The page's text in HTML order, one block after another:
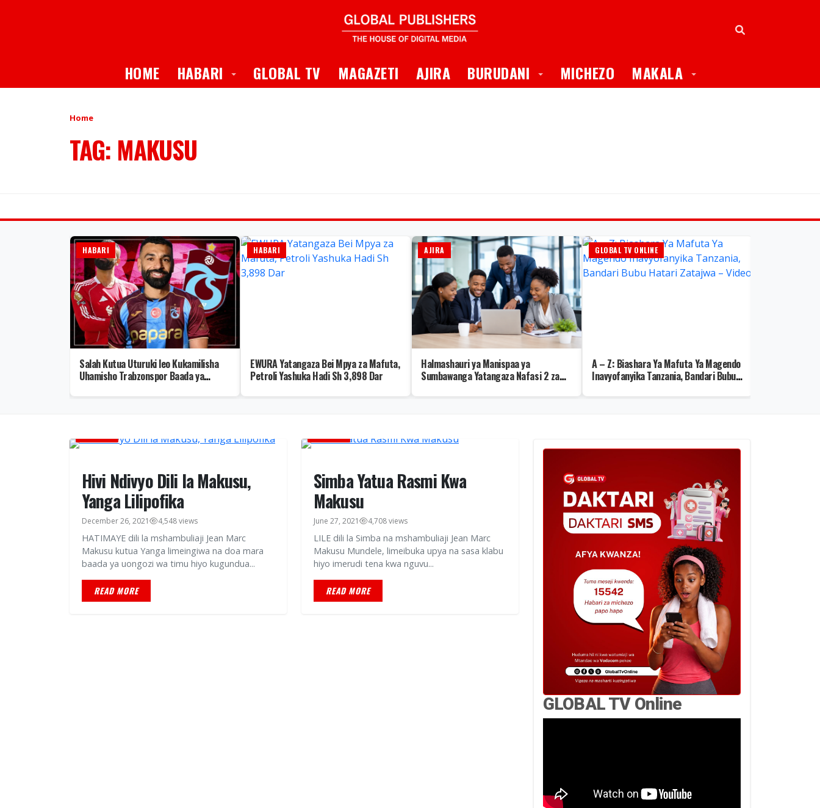
HOME HABARI Toggle Dropdown
GLOBAL TV MAGAZETI AJIRA BURUDANI Toggle Dropdown
MICHEZO MAKALA Toggle Dropdown
Home
TAG: MAKUSU
HABARI
Salah Kutua Uturuki leo Kukamilisha
Uhamisho Trabzonspor Baada ya
HABARI
EWURA Yatangaza Bei Mpya za Mafuta,
Petroli Yashuka Hadi Sh 3,898 Dar
AJIRA
Halmashauri ya Manispaa ya
Sumbawanga Yatangaza Nafasi 2 za
GLOBAL TV ONLINE
A – Z: Biashara Ya Mafuta Ya Magendo
Inavyofanyika Tanzania, Bandari Bubu
Hivi Ndivyo Dili la Makusu,
Yanga Lilipofika
December 26, 2021 4,548 views
HATIMAYE dili la mshambuliaji Jean Marc
Makusu kutua Yanga limeingiwa na doa mara
baada ya uongozi wa timu hiyo kugundua...
READ MORE
Simba Yatua Rasmi Kwa
Makusu
June 27, 2021 4,708 views
LILE dili la Simba na mshambuliaji Jean Marc
Makusu Mundele, limeibuka upya na sasa klabu
hiyo imerudi tena kwa nguvu...
READ MORE
GLOBAL TV Online